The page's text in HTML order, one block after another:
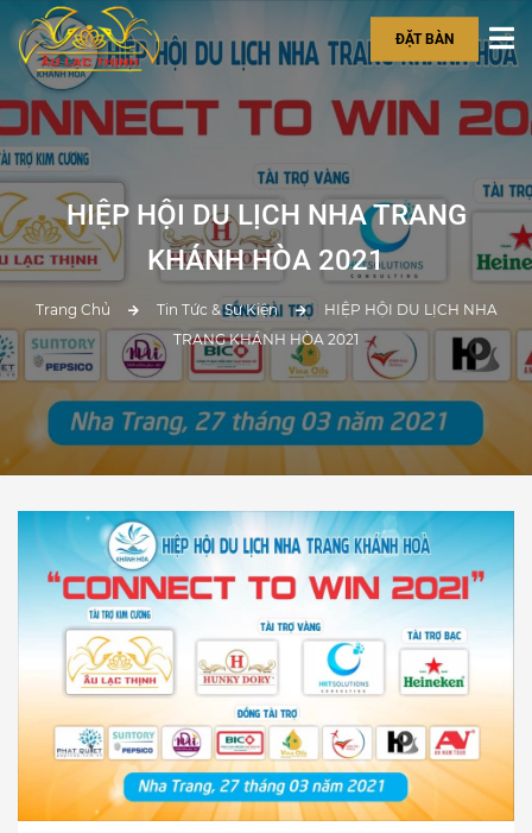
ĐẶT BÀN
HIỆP HỘI DU LỊCH NHA TRANG
KHÁNH HÒA 2021
Trang Chủ Tin Tức & Sự Kiện
HIỆP HỘI DU LỊCH NHA
TRANG KHÁNH HÒA 2021